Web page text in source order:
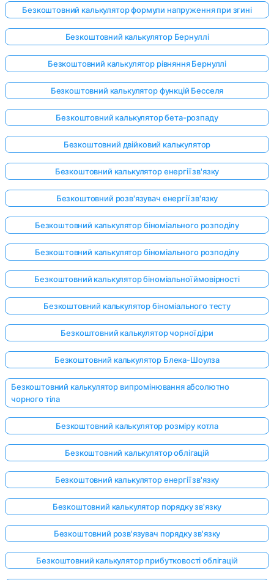
Безкоштовний калькулятор формули напруження при згині
Безкоштовний калькулятор Бернуллі
Безкоштовний калькулятор рівняння Бернуллі
Безкоштовний калькулятор функцій Бесселя
Безкоштовний калькулятор бета-розпаду
Безкоштовний двійковий калькулятор
Безкоштовний калькулятор енергії зв'язку
Безкоштовний розв'язувач енергії зв'язку
Безкоштовний калькулятор біноміального розподілу
Безкоштовний калькулятор біноміального розподілу
Безкоштовний калькулятор біноміальної ймовірності
Безкоштовний калькулятор біноміального тесту
Безкоштовний калькулятор чорної діри
Безкоштовний калькулятор Блека-Шоулза
Безкоштовний калькулятор випромінювання абсолютно
чорного тіла
Безкоштовний калькулятор розміру котла
Безкоштовний калькулятор облігацій
Безкоштовний калькулятор енергії зв'язку
Безкоштовний калькулятор порядку зв'язку
Безкоштовний розв'язувач порядку зв'язку
Безкоштовний калькулятор прибутковості облігацій